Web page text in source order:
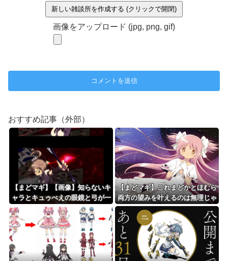
新しい雑談所を作成する (クリックで開閉)
画像をアップロード (jpg, png, gif)
おすすめ記事（外部）
【まどマギ】【画像】知らないキ
ャラとキュゥべえの眼鏡と弓が一
緒…
【まどマギ】これまどかとほむら
両方の望みを叶えるのは無理じゃ
ない？